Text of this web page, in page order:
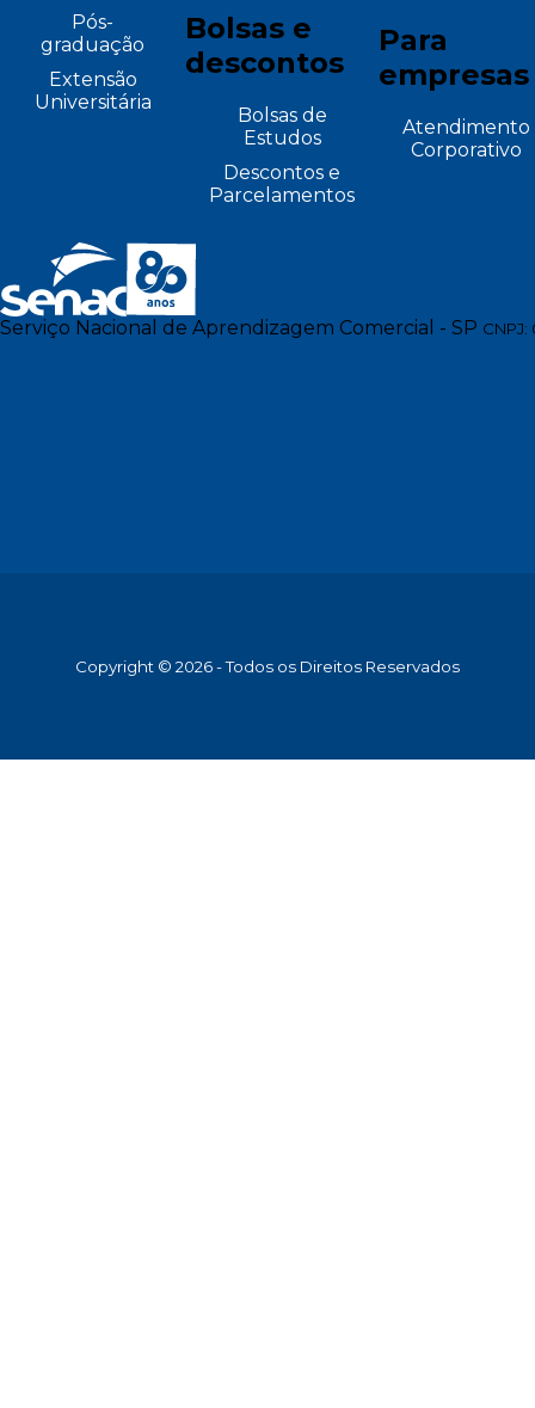
Pós-
graduação
Extensão
Universitária
Bolsas e
descontos
Bolsas de
Estudos
Descontos e
Parcelamentos
Para
empresas
Atendimento
Corporativo
Serviço Nacional de Aprendizagem Comercial - SP
Copyright © 2026 - Todos os Direitos Reservados